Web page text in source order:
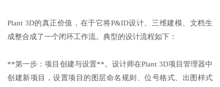
Plant 3D的真正价值，在于它将P&ID设计、三维建模、文档生
成整合成了一个闭环工作流。典型的设计流程如下：
**第一步：项目创建与设置**。设计师在Plant 3D项目管理器中
创建新项目，设置项目的图层命名规则、位号格式、出图样式